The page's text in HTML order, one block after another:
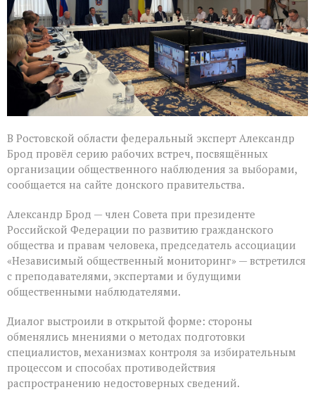
Ростовской
области
В Ростовской области федеральный эксперт Александр
Брод провёл серию рабочих встреч, посвящённых
организации общественного наблюдения за выборами,
сообщается на сайте донского правительства.
Александр Брод — член Совета при президенте
Российской Федерации по развитию гражданского
общества и правам человека, председатель ассоциации
«Независимый общественный мониторинг» — встретился
с преподавателями, экспертами и будущими
общественными наблюдателями.
Диалог выстроили в открытой форме: стороны
обменялись мнениями о методах подготовки
специалистов, механизмах контроля за избирательным
процессом и способах противодействия
распространению недостоверных сведений.